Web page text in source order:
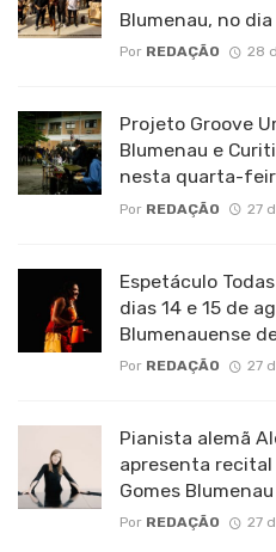
Blumenau, no
Por REDAÇÃO 28
Projeto Groove
Blumenau e
nesta quarta-
Por REDAÇÃO 27
Espetáculo
dias 14 e 15 de
Blumenauense
Por REDAÇÃO 27
Pianista alemã
apresenta
Gomes
Por REDAÇÃO 27